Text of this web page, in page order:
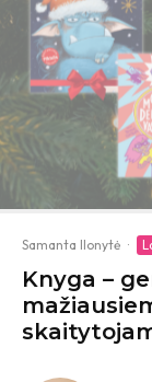
Samanta Ilonytė ·
Knyga –